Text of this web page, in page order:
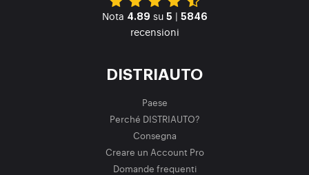
Nota 4.89 su 5 | 5846
recensioni
DISTRIAUTO
Paese
Perché DISTRIAUTO?
Consegna
Creare un Account Pro
Domande frequenti